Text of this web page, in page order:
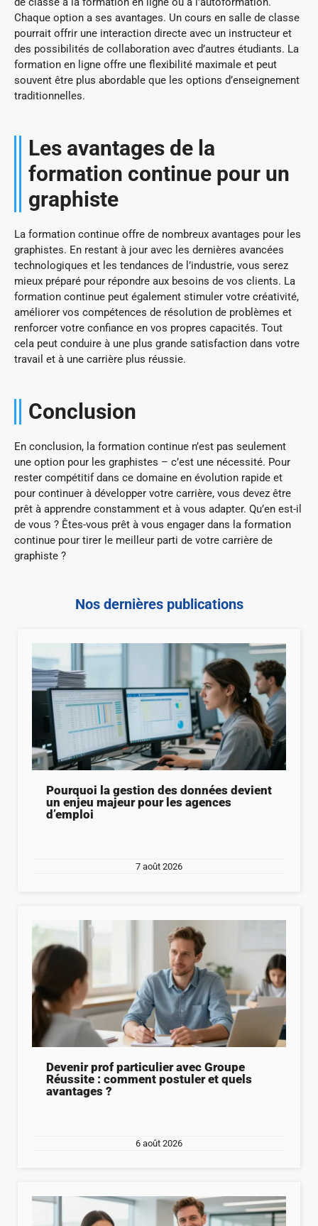
Chaque option a ses avantages. Un cours en salle de classe
pourrait offrir une interaction directe avec un instructeur et
des possibilités de collaboration avec d’autres étudiants. La
formation en ligne offre une flexibilité maximale et peut
souvent être plus abordable que les options d’enseignement
traditionnelles.
Les avantages de la
formation continue pour un
graphiste
La formation continue offre de nombreux avantages pour les
graphistes. En restant à jour avec les dernières avancées
technologiques et les tendances de l’industrie, vous serez
mieux préparé pour répondre aux besoins de vos clients. La
formation continue peut également stimuler votre créativité,
améliorer vos compétences de résolution de problèmes et
renforcer votre confiance en vos propres capacités. Tout
cela peut conduire à une plus grande satisfaction dans votre
travail et à une carrière plus réussie.
Conclusion
En conclusion, la formation continue n’est pas seulement
une option pour les graphistes – c’est une nécessité. Pour
rester compétitif dans ce domaine en évolution rapide et
pour continuer à développer votre carrière, vous devez être
prêt à apprendre constamment et à vous adapter. Qu’en est-il
de vous ? Êtes-vous prêt à vous engager dans la formation
continue pour tirer le meilleur parti de votre carrière de
graphiste ?
Nos dernières publications
Pourquoi la gestion des données devient
un enjeu majeur pour les agences
d’emploi
7 août 2026
Devenir prof particulier avec Groupe
Réussite : comment postuler et quels
avantages ?
6 août 2026